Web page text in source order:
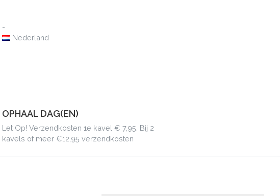
-
Nederland
OPHAAL DAG(EN)
Let Op! Verzendkosten 1e kavel € 7,95. Bij 2
kavels of meer €12,95 verzendkosten